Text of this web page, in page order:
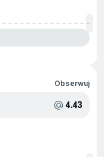
Obserwuj
4.43